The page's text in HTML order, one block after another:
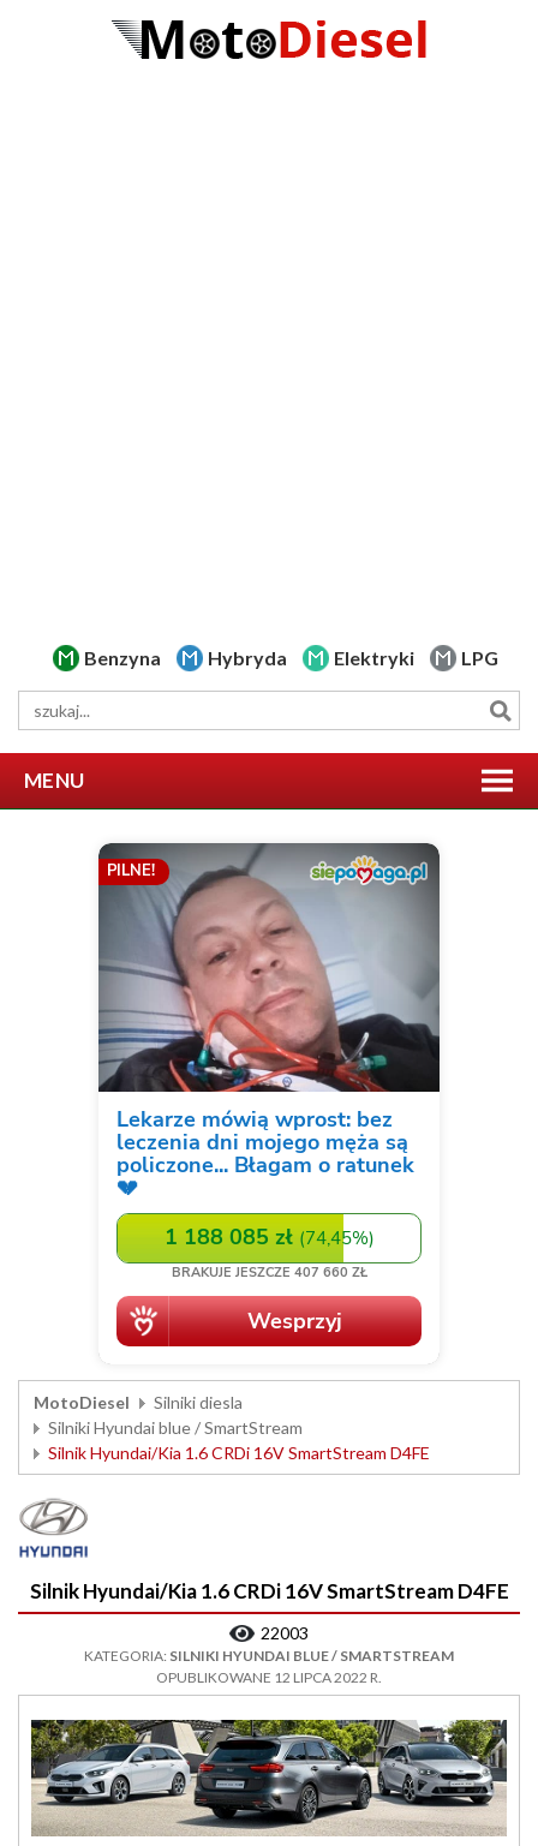
Benzyna Hybryda Elektryki LPG
MENU
MotoDiesel
Silniki diesla
Silniki Hyundai blue / SmartStream
Silnik Hyundai/Kia 1.6 CRDi 16V SmartStream D4FE
Silnik Hyundai/Kia 1.6 CRDi 16V SmartStream D4FE
22003
KATEGORIA: SILNIKI HYUNDAI BLUE / SMARTSTREAM
OPUBLIKOWANE 12 LIPCA 2022 R.